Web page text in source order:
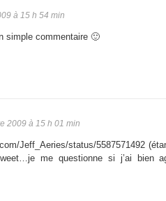
à 15 h 54 min
simple commentaire 🙂
2009 à 15 h 01 min
Jeff_Aeries/status/5587571492
me questionne si j’ai bien